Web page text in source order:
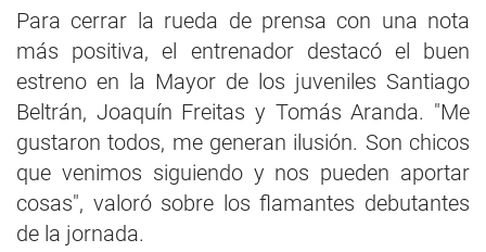
Para cerrar la rueda de prensa con una nota
más positiva, el entrenador destacó el buen
estreno en la Mayor de los juveniles Santiago
Beltrán, Joaquín Freitas y Tomás Aranda. "Me
gustaron todos, me generan ilusión. Son chicos
que venimos siguiendo y nos pueden aportar
cosas", valoró sobre los flamantes debutantes
de la jornada.